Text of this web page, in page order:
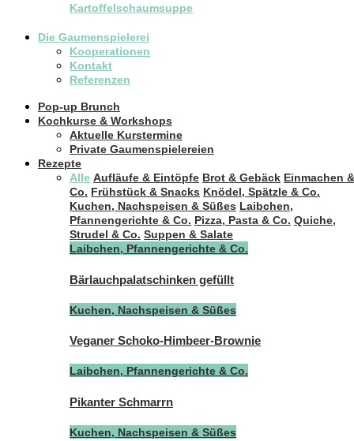
Kartoffelschaumsuppe
Die Gaumenspielerei
Kooperationen
Kontakt
Referenzen
Pop-up Brunch
Kochkurse & Workshops
Aktuelle Kurstermine
Private Gaumenspielereien
Rezepte
Alle Aufläufe & Eintöpfe Brot & Gebäck Einmachen &
Co. Frühstück & Snacks Knödel, Spätzle & Co.
Kuchen, Nachspeisen & Süßes Laibchen,
Pfannengerichte & Co. Pizza, Pasta & Co. Quiche,
Strudel & Co. Suppen & Salate
Laibchen, Pfannengerichte & Co.
Bärlauchpalatschinken gefüllt
Kuchen, Nachspeisen & Süßes
Veganer Schoko-Himbeer-Brownie
Laibchen, Pfannengerichte & Co.
Pikanter Schmarrn
Kuchen, Nachspeisen & Süßes